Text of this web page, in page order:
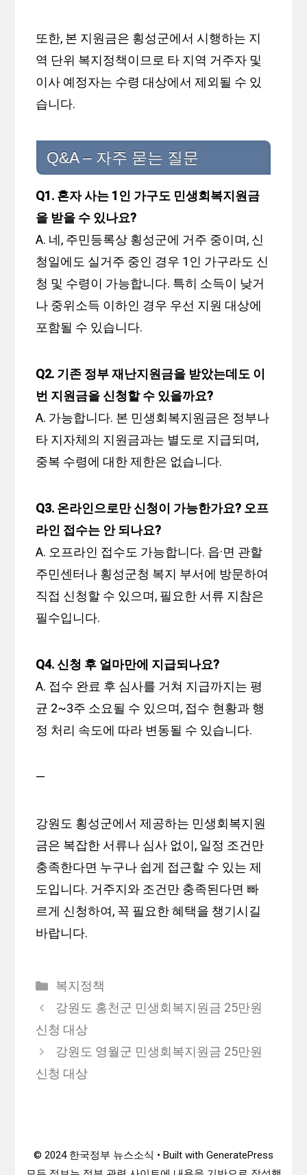
또한, 본 지원금은 횡성군에서 시행하는 지
역 단위 복지정책이므로 타 지역 거주자 및
이사 예정자는 수령 대상에서 제외될 수 있
습니다.
Q&A – 자주 묻는 질문
Q1. 혼자 사는 1인 가구도 민생회복지원금
을 받을 수 있나요?
A. 네, 주민등록상 횡성군에 거주 중이며, 신
청일에도 실거주 중인 경우 1인 가구라도 신
청 및 수령이 가능합니다. 특히 소득이 낮거
나 중위소득 이하인 경우 우선 지원 대상에
포함될 수 있습니다.
Q2. 기존 정부 재난지원금을 받았는데도 이
번 지원금을 신청할 수 있을까요?
A. 가능합니다. 본 민생회복지원금은 정부나
타 지자체의 지원금과는 별도로 지급되며,
중복 수령에 대한 제한은 없습니다.
Q3. 온라인으로만 신청이 가능한가요? 오프
라인 접수는 안 되나요?
A. 오프라인 접수도 가능합니다. 읍·면 관할
주민센터나 횡성군청 복지 부서에 방문하여
직접 신청할 수 있으며, 필요한 서류 지참은
필수입니다.
Q4. 신청 후 얼마만에 지급되나요?
A. 접수 완료 후 심사를 거쳐 지급까지는 평
균 2~3주 소요될 수 있으며, 접수 현황과 행
정 처리 속도에 따라 변동될 수 있습니다.
—
강원도 횡성군에서 제공하는 민생회복지원
금은 복잡한 서류나 심사 없이, 일정 조건만
충족한다면 누구나 쉽게 접근할 수 있는 제
도입니다. 거주지와 조건만 충족된다면 빠
르게 신청하여, 꼭 필요한 혜택을 챙기시길
바랍니다.
카
테
고
리
복지정책
강원도 홍천군 민생회복지원금 25만원
신청 대상
강원도 영월군 민생회복지원금 25만원
신청 대상
© 2024 한국정부 뉴스소식 • Built with GeneratePress